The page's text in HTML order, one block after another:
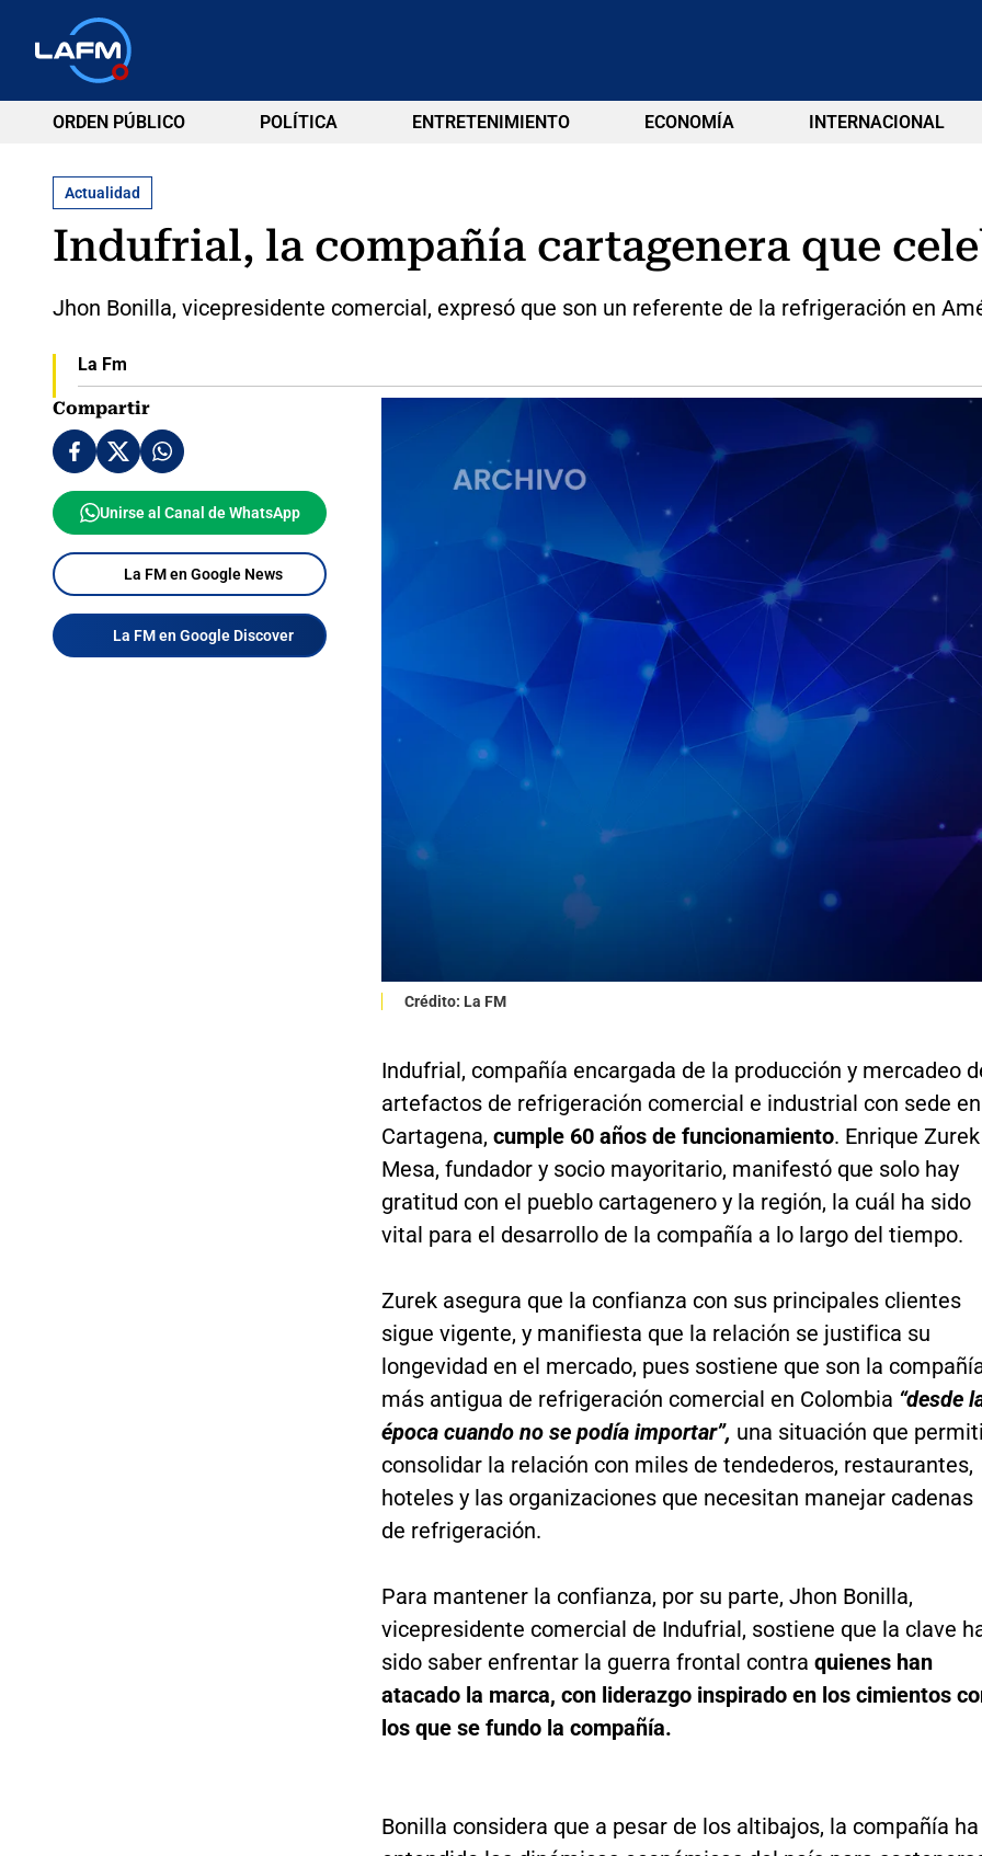
ORDEN PÚBLICO POLÍTICA ENTRETENIMIENTO ECONOMÍA INTERNACIONAL
Actualidad
Indufrial, la compañía cartagenera que
Jhon Bonilla, vicepresidente comercial, expresó que son un referente de la refrigeración en
La Fm
Compartir
Unirse al Canal de WhatsApp
La FM en Google News
La FM en Google Discover
Crédito: La FM
Indufrial, compañía encargada de la producción y mercadeo
artefactos de refrigeración comercial e industrial con sede en
Cartagena, cumple 60 años de funcionamiento. Enrique Zurek
Mesa, fundador y socio mayoritario, manifestó que solo hay
gratitud con el pueblo cartagenero y la región, la cuál ha sido
vital para el desarrollo de la compañía a lo largo del tiempo.
Zurek asegura que la confianza con sus principales clientes
sigue vigente, y manifiesta que la relación se justifica su
longevidad en el mercado, pues sostiene que son la
más antigua de refrigeración comercial en Colombia “desde
época cuando no se podía importar”, una situación que
consolidar la relación con miles de tendederos, restaurantes,
hoteles y las organizaciones que necesitan manejar cadenas
de refrigeración.
Para mantener la confianza, por su parte, Jhon Bonilla,
vicepresidente comercial de Indufrial, sostiene que la clave
sido saber enfrentar la guerra frontal contra quienes han
atacado la marca, con liderazgo inspirado en los cimientos
los que se fundo la compañía.
Bonilla considera que a pesar de los altibajos, la compañía ha